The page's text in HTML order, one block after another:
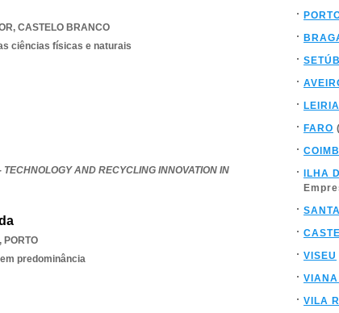
, CASTELO BRANCO
ciências físicas e naturais
TECHNOLOGY AND RECYCLING INNOVATION IN
, PORTO
predominância
LEIRIA
FARO
ILHA
VISEU
VILA